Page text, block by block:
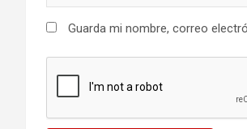
Guarda mi nombre, correo